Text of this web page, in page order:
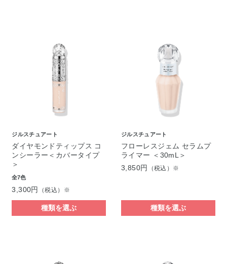
ジルスチュアート
ダイヤモンドティップス コ
ンシーラー＜カバータイプ
＞
全7色
3,300円 （税込）※
種類を選ぶ
ジルスチュアート
フローレスジェム セラムプ
ライマー ＜30mL＞
3,850円
（税込）※
種類を選ぶ